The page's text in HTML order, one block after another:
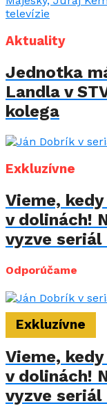
Aktuality
Jednotka
Landla v
kolega
Exkluzívne
Vieme,
v dolinách!
vyzve
Odporúčame
Exkluzívne
Vieme,
v dolinách!
vyzve